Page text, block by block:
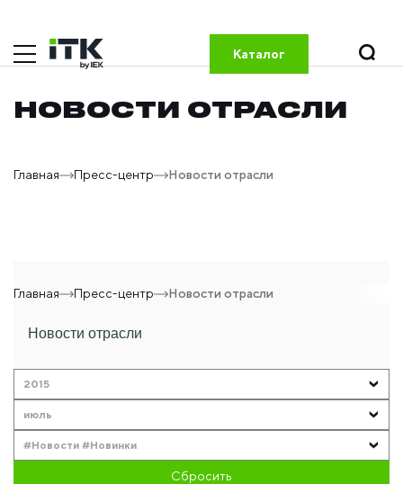
Каталог
НОВОСТИ ОТРАСЛИ
Главная Пресс-центр Новости отрасли
Главная Пресс-центр Новости отрасли
Новости отрасли
2015
июль
#Новости #Новинки
Сбросить